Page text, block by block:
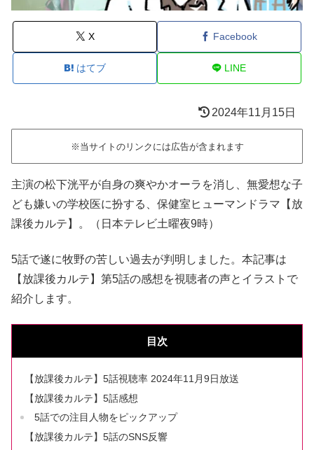
X Facebook
はてブ LINE
2024年11月15日
※当サイトのリンクには広告が含まれます
主演の松下洸平が自身の爽やかオーラを消し、無愛想な子
ども嫌いの学校医に扮する、保健室ヒューマンドラマ【放
課後カルテ】。
（日本テレビ土曜夜9時）
5話で遂に牧野の苦しい過去が判明しました。本記事は
【放課後カルテ】第5話の感想を視聴者の声とイラストで
紹介します。
目次
【放課後カルテ】5話視聴率 2024年11月9日放送
【放課後カルテ】5話感想
5話での注目人物をピックアップ
【放課後カルテ】5話のSNS反響